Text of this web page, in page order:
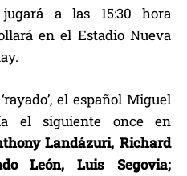
a las 15:30 hora
en el Estadio Nueva
el español Miguel
el siguiente once en
Landázuri, Richard
León, Luis Segovia;